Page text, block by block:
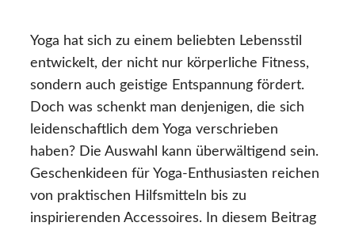
Yoga hat sich zu einem beliebten Lebensstil
entwickelt, der nicht nur körperliche Fitness,
sondern auch geistige Entspannung fördert.
Doch was schenkt man denjenigen, die sich
leidenschaftlich dem Yoga verschrieben
haben? Die Auswahl kann überwältigend sein.
Geschenkideen für Yoga-Enthusiasten reichen
von praktischen Hilfsmitteln bis zu
inspirierenden Accessoires. In diesem Beitrag